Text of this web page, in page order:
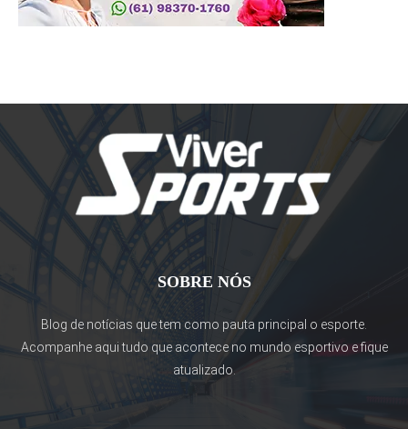
SOBRE NÓS
Blog de notícias que tem como pauta principal o esporte.
Acompanhe aqui tudo que acontece no mundo esportivo e fique
atualizado.